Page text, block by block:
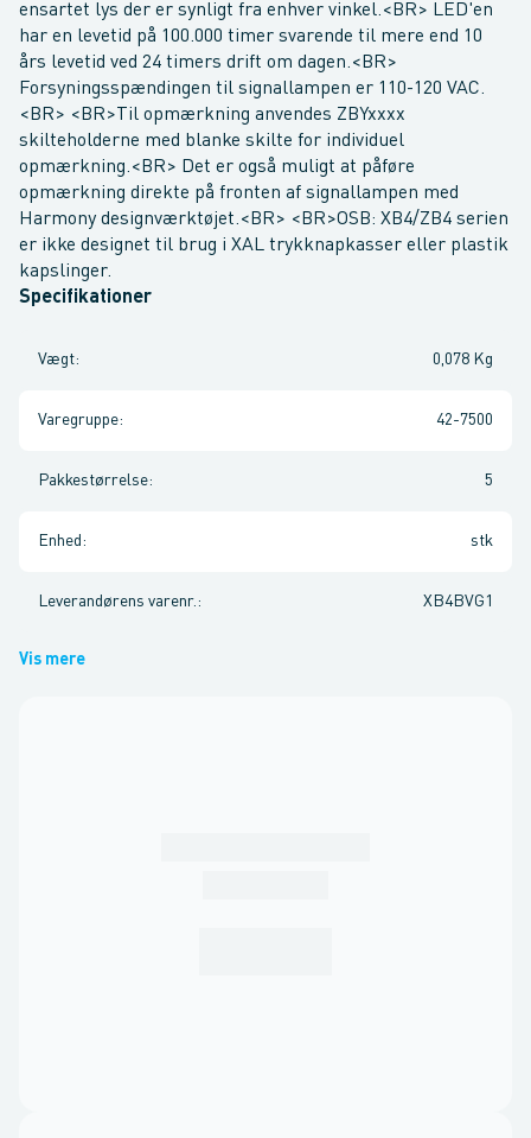
ensartet lys der er synligt fra enhver vinkel.<BR> LED'en
har en levetid på 100.000 timer svarende til mere end 10
års levetid ved 24 timers drift om dagen.<BR>
Forsyningsspændingen til signallampen er 110-120 VAC.
<BR> <BR>Til opmærkning anvendes ZBYxxxx
skilteholderne med blanke skilte for individuel
opmærkning.<BR> Det er også muligt at påføre
opmærkning direkte på fronten af signallampen med
Harmony designværktøjet.<BR> <BR>OSB: XB4/ZB4 serien
er ikke designet til brug i XAL trykknapkasser eller plastik
kapslinger.
Specifikationer
Vægt: 0,078 Kg
Varegruppe: 42-7500
Pakkestørrelse: 5
Enhed : stk
Leverandørens varenr. : XB4BVG1
Vis mere